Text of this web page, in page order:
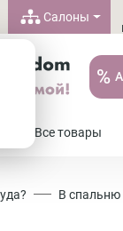
Салоны
%
Все товары
В спальню